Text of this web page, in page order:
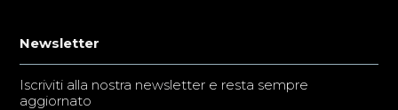
Newsletter
Iscriviti alla nostra newsletter e resta sempre
aggiornato